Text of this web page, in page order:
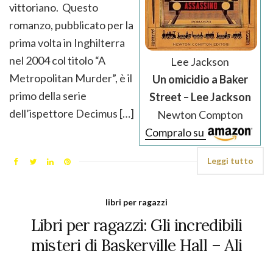
Lee Jackson
Un omicidio a Baker
Street – Lee Jackson
Newton Compton
Compralo su
vittoriano. Questo
romanzo, pubblicato per la
prima volta in Inghilterra
nel 2004 col titolo “A
Metropolitan Murder”, è il
primo della serie
dell’ispettore Decimus […]
Leggi tutto
libri per ragazzi
Libri per ragazzi: Gli incredibili
misteri di Baskerville Hall – Ali